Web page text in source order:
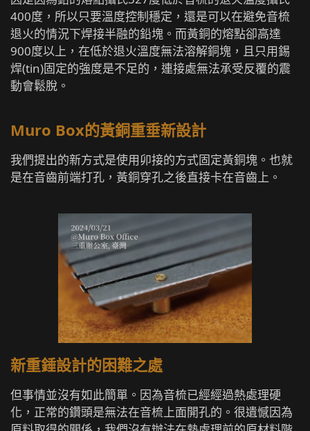
400度，所以只要溫度控制穩定，還是可以在避免音梳
退火的情況下焊接半融的鉛塊。而黃銅的熔點卻高達
900度以上，在低於退火溫度無法溶解銅塊，且只用錫
焊(tin)固定的強度是不足的，連接處無法承受反覆的震
動會鬆脫。
Muro Box的黃銅重垂新設計
我們提出的新方式是使用卯接的方式固定黃銅塊。也就
是在音齒前端打孔，黃銅穿孔之後直接卡在音齒上。
新重錘設計的困難之處
但事情並沒有如此簡單。因為音梳已經經過熱處理硬
化，正常的鑽頭是無法在音梳上面開孔的。很遺憾因為